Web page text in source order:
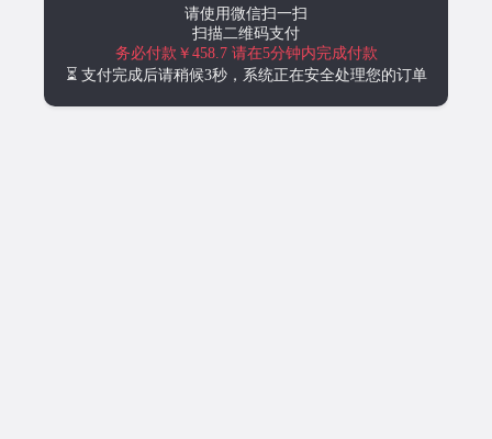
请使用微信扫一扫
扫描二维码支付
务必付款￥458.7 请在5分钟内完成付款
⏳ 支付完成后请稍候3秒，系统正在安全处理您的订单